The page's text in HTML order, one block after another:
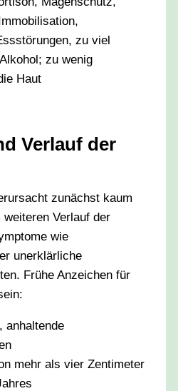
zu viel
zu wenig
Haut
Verlauf der
zunächst kaum
Verlauf der
wie
unerklärliche
Frühe Anzeichen für
anhaltende
mehr als vier Zentimeter